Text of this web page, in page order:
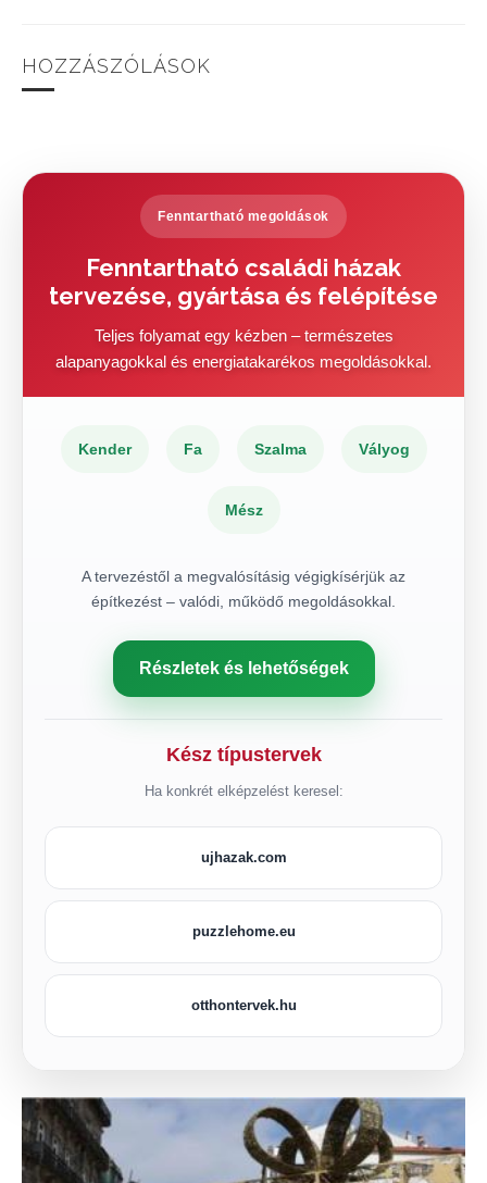
HOZZÁSZÓLÁSOK
Fenntartható megoldások
Fenntartható családi házak
tervezése, gyártása és felépítése
Teljes folyamat egy kézben – természetes
alapanyagokkal és energiatakarékos megoldásokkal.
Kender Fa Szalma Vályog
Mész
A tervezéstől a megvalósításig végigkísérjük az
építkezést – valódi, működő megoldásokkal.
Részletek és lehetőségek
Kész típustervek
Ha konkrét elképzelést keresel:
ujhazak.com
puzzlehome.eu
otthontervek.hu